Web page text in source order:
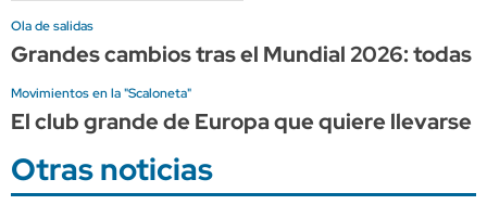
Ola de salidas
Grandes cambios tras el Mundial 2026: todas
Movimientos en la "Scaloneta"
El club grande de Europa que quiere llevarse
Otras noticias